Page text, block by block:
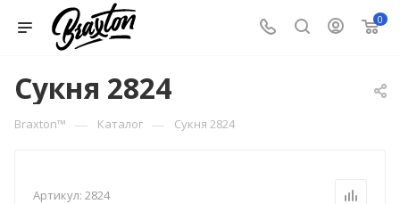
0
Сукня 2824
Braxton™ — Каталог — Сукня 2824
Артикул: 2824